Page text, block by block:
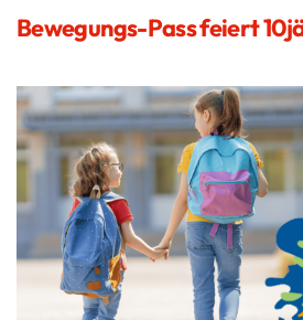
Bewegungs-Pass feiert